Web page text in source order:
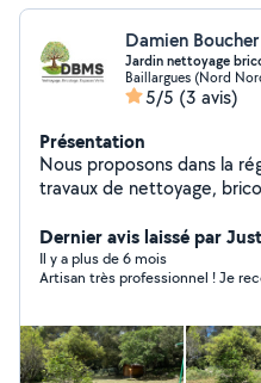
Damien
Jardin nettoyage
Baillargues (Nord
5/5 (3 avis)
Présentation
Nous proposons dans la
travaux de nettoyage,
simple demande, avec un
Dernier avis laissé par
Il y a plus de 6 mois
Artisan très professionnel ! Je